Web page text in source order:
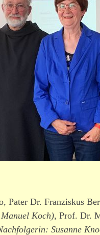
Pater Dr. Franziskus
Koch), Prof. Dr.
Susanne